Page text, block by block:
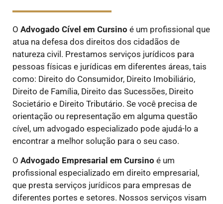
O Advogado Cível em Cursino é um profissional que
atua na defesa dos direitos dos cidadãos de
natureza civil. Prestamos serviços jurídicos para
pessoas físicas e jurídicas em diferentes áreas, tais
como: Direito do Consumidor, Direito Imobiliário,
Direito de Família, Direito das Sucessões, Direito
Societário e Direito Tributário. Se você precisa de
orientação ou representação em alguma questão
cível, um advogado especializado pode ajudá-lo a
encontrar a melhor solução para o seu caso.
O Advogado Empresarial em Cursino é um
profissional especializado em direito empresarial,
que presta serviços jurídicos para empresas de
diferentes portes e setores. Nossos serviços visam